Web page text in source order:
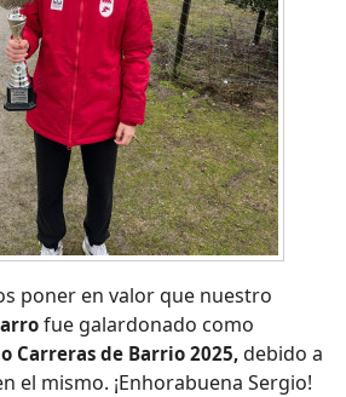
poner en valor que nuestro
fue galardonado como
Carreras de Barrio 2025,debido a
el mismo. ¡Enhorabuena Sergio!